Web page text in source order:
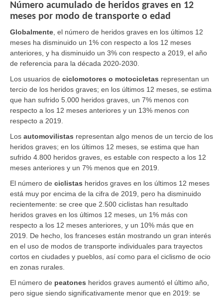
Número acumulado de heridos graves en 12
meses por modo de transporte o edad
Globalmente , el número de heridos graves en los últimos 12
meses ha disminuido un 1% con respecto a los 12 meses
anteriores, y ha disminuido un 3% con respecto a 2019, el año
de referencia para la década 2020-2030.
Los usuarios de ciclomotores o motocicletas representan un
tercio de los heridos graves; en los últimos 12 meses, se estima
que han sufrido 5.000 heridos graves, un 7% menos con
respecto a los 12 meses anteriores y un 13% menos con
respecto a 2019.
Los automovilistas representan algo menos de un tercio de los
heridos graves; en los últimos 12 meses, se estima que han
sufrido 4.800 heridos graves, es estable con respecto a los 12
meses anteriores y un 7% menos que en 2019.
El número de ciclistas heridos graves en los últimos 12 meses
está muy por encima de la cifra de 2019, pero ha disminuido
recientemente: se cree que 2.500 ciclistas han resultado
heridos graves en los últimos 12 meses, un 1% más con
respecto a los 12 meses anteriores, y un 10% más que en
2019. De hecho, los franceses están mostrando un gran interés
en el uso de modos de transporte individuales para trayectos
cortos en ciudades y pueblos, así como para el ciclismo de ocio
en zonas rurales.
El número de peatones heridos graves aumentó el último año,
pero sigue siendo significativamente menor que en 2019: se